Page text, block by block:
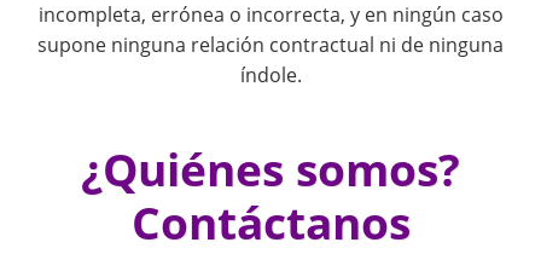
incompleta, errónea o incorrecta, y en ningún caso
supone ninguna relación contractual ni de ninguna
índole.
¿Quiénes somos?
Contáctanos